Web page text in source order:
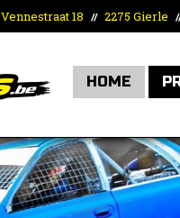
Vennestraat 18 // 2275 Gierle
HOME